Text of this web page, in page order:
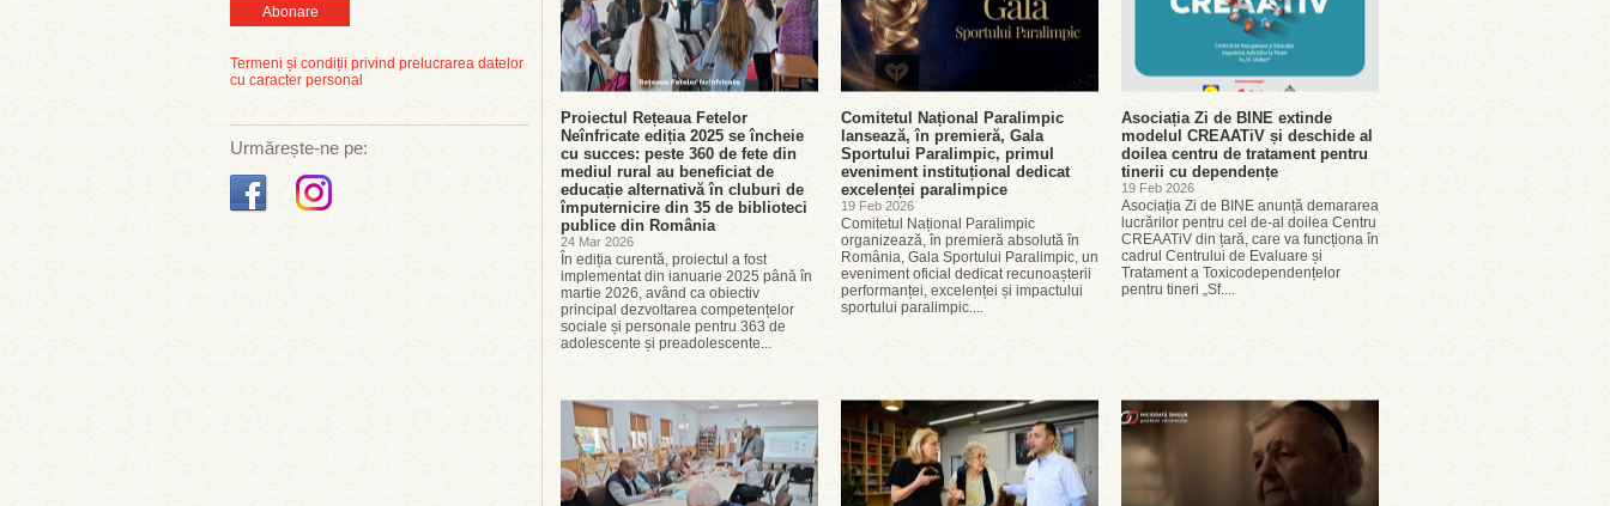
Abonare
Termeni și condiții privind prelucrarea datelor
cu caracter personal
Urmărește-ne pe:
Proiectul Rețeaua Fetelor
Neînfricate ediția 2025 se încheie
cu succes: peste 360 de fete din
mediul rural au beneficiat de
educație alternativă în cluburi de
împuternicire din 35 de biblioteci
publice din România
24 Mar 2026
În ediția curentă, proiectul a fost
implementat din ianuarie 2025 până în
martie 2026, având ca obiectiv
principal dezvoltarea competențelor
sociale și personale pentru 363 de
adolescente și preadolescente...
Comitetul Național Paralimpic
lansează, în premieră, Gala
Sportului Paralimpic, primul
eveniment instituțional dedicat
excelenței paralimpice
19 Feb 2026
Comitetul Național Paralimpic
organizează, în premieră absolută în
România, Gala Sportului Paralimpic, un
eveniment oficial dedicat recunoașterii
performanței, excelenței și impactului
sportului paralimpic....
Asociația Zi de BINE extinde
modelul CREAATiV și deschide al
doilea centru de tratament pentru
tinerii cu dependențe
19 Feb 2026
Asociația Zi de BINE anunță demararea
lucrărilor pentru cel de-al doilea Centru
CREAATiV din țară, care va funcționa în
cadrul Centrului de Evaluare și
Tratament a Toxicodependențelor
pentru tineri „Sf....